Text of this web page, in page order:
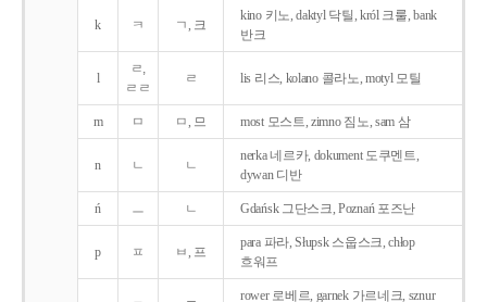
k ㅋ ㄱ, 크
kino 키노, daktyl 닥틸, król 크룰, bank
반크
l
ㄹ,
ㄹㄹ
ㄹ lis 리스, kolano 콜라노, motyl 모틸
m ㅁ ㅁ, 므 most 모스트, zimno 짐노, sam 삼
n ㄴ ㄴ
nerka 네르카, dokument 도쿠멘트,
dywan 디반
ń ㅡ ㄴ Gdańsk 그단스크, Poznań 포즈난
p ㅍ ㅂ, 프
para 파라, Słupsk 스웁스크, chłop
흐워프
rower 로베르, garnek 가르네크, sznur